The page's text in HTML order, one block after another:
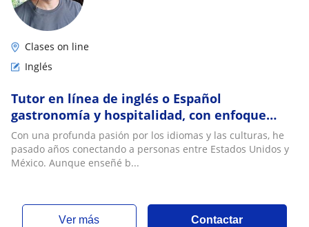
Clases on line
Inglés
Tutor en línea de inglés o Español
gastronomía y hospitalidad, con enfoque
cultural y experiencia internacional. Clases
personalizadas
Con una profunda pasión por los idiomas y las culturas, he
pasado años conectando a personas entre Estados Unidos y
México. Aunque enseñé b...
ver más Contactar